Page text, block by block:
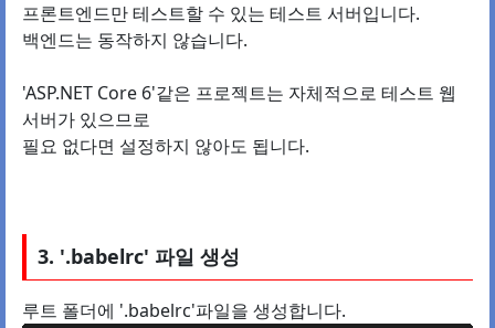
프론트엔드만 테스트할 수 있는 테스트 서버입니다.
백엔드는 동작하지 않습니다.
'ASP.NET Core 6'같은 프로젝트는 자체적으로 테스트 웹
서버가 있으므로
필요 없다면 설정하지 않아도 됩니다.
3. '.babelrc' 파일 생성
루트 폴더에 '.babelrc'파일을 생성합니다.